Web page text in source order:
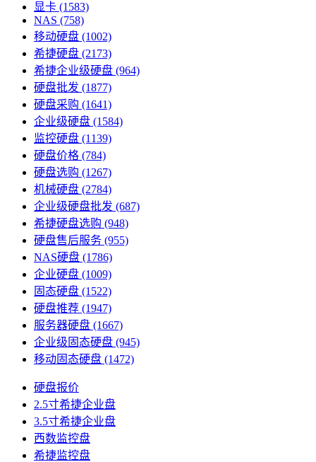
显卡 (1583)
NAS (758)
移动硬盘 (1002)
希捷硬盘 (2173)
希捷企业级硬盘 (964)
硬盘批发 (1877)
硬盘采购 (1641)
企业级硬盘 (1584)
监控硬盘 (1139)
硬盘价格 (784)
硬盘选购 (1267)
机械硬盘 (2784)
企业级硬盘批发 (687)
希捷硬盘选购 (948)
硬盘售后服务 (955)
NAS硬盘 (1786)
企业硬盘 (1009)
固态硬盘 (1522)
硬盘推荐 (1947)
服务器硬盘 (1667)
企业级固态硬盘 (945)
移动固态硬盘 (1472)
硬盘报价
2.5寸希捷企业盘
3.5寸希捷企业盘
西数监控盘
希捷监控盘